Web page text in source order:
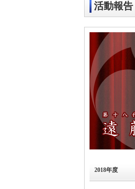
活動報告
2018年度